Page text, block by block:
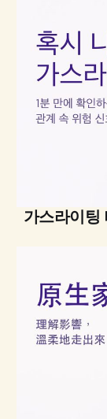
가스라이팅